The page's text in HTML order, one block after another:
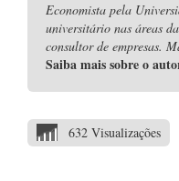
Economista pela
universitário nas áreas
consultor de empresas.
Saiba mais sobre o
632 Visualizações